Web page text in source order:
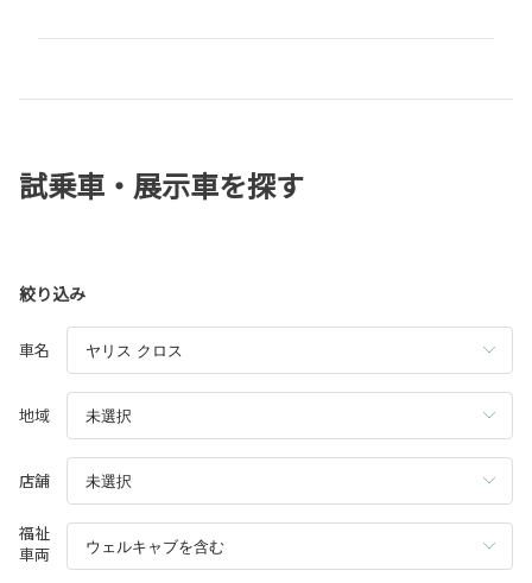
ご不明な点がございましたら お気軽にお問い合わせください☆彡
ロスのカタログは トヨタ自動車WEBサイトをご覧ください 【ヤ
ロス】 https://toyota.jp/request/webcatalog/yariscross/
試乗車・展示車を探す
絞り込み
車名
地域
店舗
福祉
車両